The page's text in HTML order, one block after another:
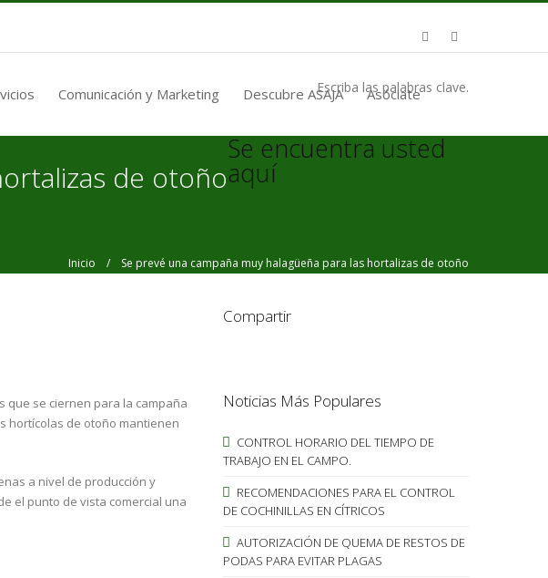
Comunicación y Marketing Descubre ASAJA Asóciate
Escriba las palabras clave.
de otoño
Se encuentra usted
aquí
Inicio / Se prevé una campaña muy halagüeña para las hortalizas de otoño
que se ciernen para la campaña
hortícolas de otoño mantienen
a nivel de producción y
el punto de vista comercial una
Compartir
Noticias Más Populares
CONTROL HORARIO DEL TIEMPO DE
TRABAJO EN EL CAMPO.
RECOMENDACIONES PARA EL CONTROL
DE COCHINILLAS EN CÍTRICOS
AUTORIZACIÓN DE QUEMA DE RESTOS DE
PODAS PARA EVITAR PLAGAS